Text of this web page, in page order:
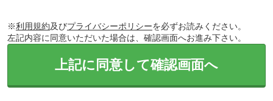
※利用規約及びプライバシーポリシーを必ずお読みください。
左記内容に同意いただいた場合は、確認画面へお進み下さい。
上記に同意して確認画面へ